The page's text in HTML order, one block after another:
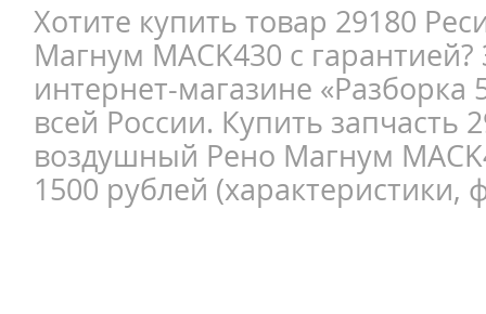
Хотите купить товар 29180
Магнум MACK430 с
интернет-магазине «Разборка
всей России. Купить запчасть
воздушный Рено Магнум
1500 рублей (характеристики,